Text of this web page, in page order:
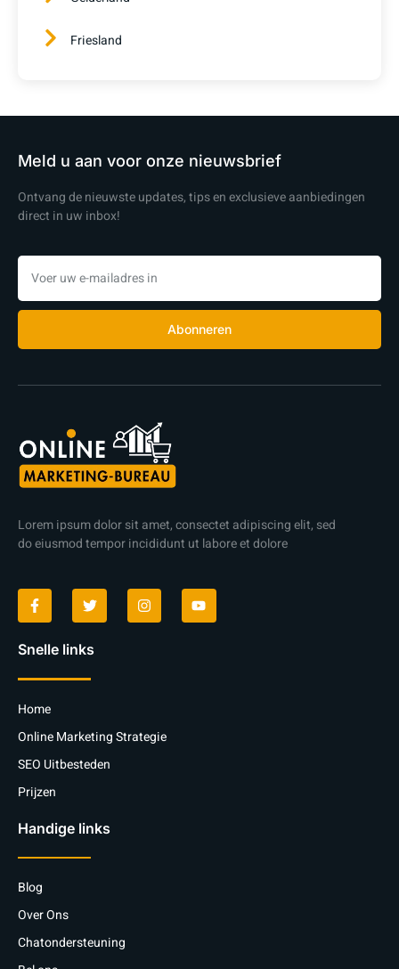
Friesland
Meld u aan voor onze nieuwsbrief
Ontvang de nieuwste updates, tips en exclusieve aanbiedingen
direct in uw inbox!
Abonneren
Lorem ipsum dolor sit amet, consectet adipiscing elit, sed
do eiusmod tempor incididunt ut labore et dolore
Snelle links
Home
Online Marketing Strategie
SEO Uitbesteden
Prijzen
Handige links
Blog
Over Ons
Chatondersteuning